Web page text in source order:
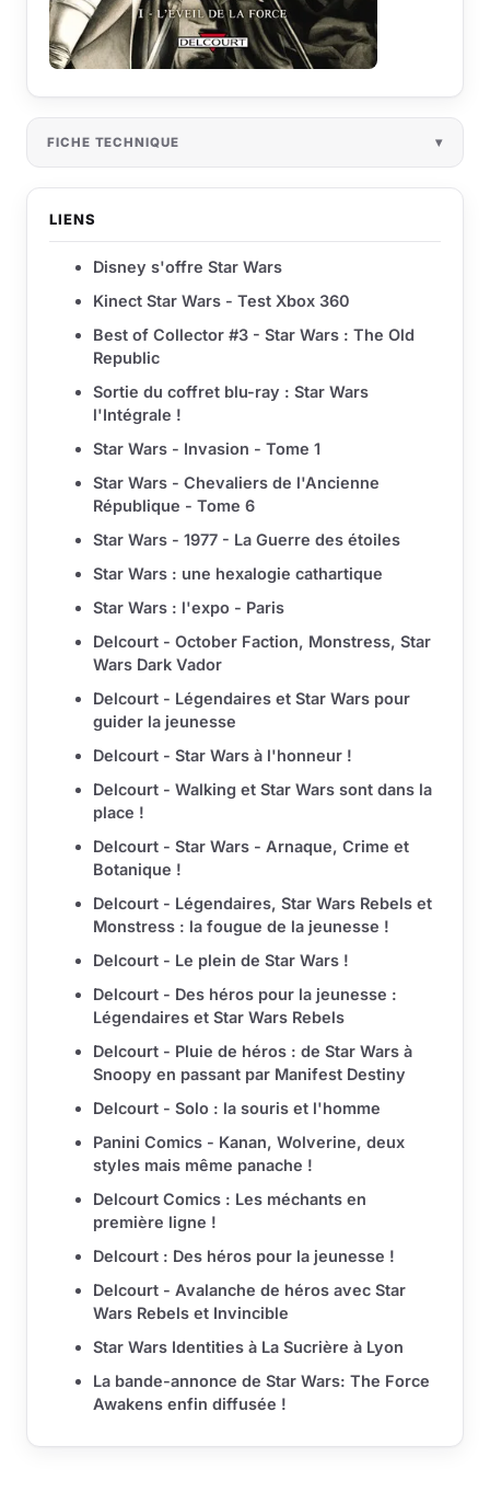
FICHE TECHNIQUE
LIENS
Disney s'offre Star Wars
Kinect Star Wars - Test Xbox 360
Best of Collector #3 - Star Wars : The Old
Republic
Sortie du coffret blu-ray : Star Wars
l'Intégrale !
Star Wars - Invasion - Tome 1
Star Wars - Chevaliers de l'Ancienne
République - Tome 6
Star Wars - 1977 - La Guerre des étoiles
Star Wars : une hexalogie cathartique
Star Wars : l'expo - Paris
Delcourt - October Faction, Monstress, Star
Wars Dark Vador
Delcourt - Légendaires et Star Wars pour
guider la jeunesse
Delcourt - Star Wars à l'honneur !
Delcourt - Walking et Star Wars sont dans la
place !
Delcourt - Star Wars - Arnaque, Crime et
Botanique !
Delcourt - Légendaires, Star Wars Rebels et
Monstress : la fougue de la jeunesse !
Delcourt - Le plein de Star Wars !
Delcourt - Des héros pour la jeunesse :
Légendaires et Star Wars Rebels
Delcourt - Pluie de héros : de Star Wars à
Snoopy en passant par Manifest Destiny
Delcourt - Solo : la souris et l'homme
Panini Comics - Kanan, Wolverine, deux
styles mais même panache !
Delcourt Comics : Les méchants en
première ligne !
Delcourt : Des héros pour la jeunesse !
Delcourt - Avalanche de héros avec Star
Wars Rebels et Invincible
Star Wars Identities à La Sucrière à Lyon
La bande-annonce de Star Wars: The Force
Awakens enfin diffusée !